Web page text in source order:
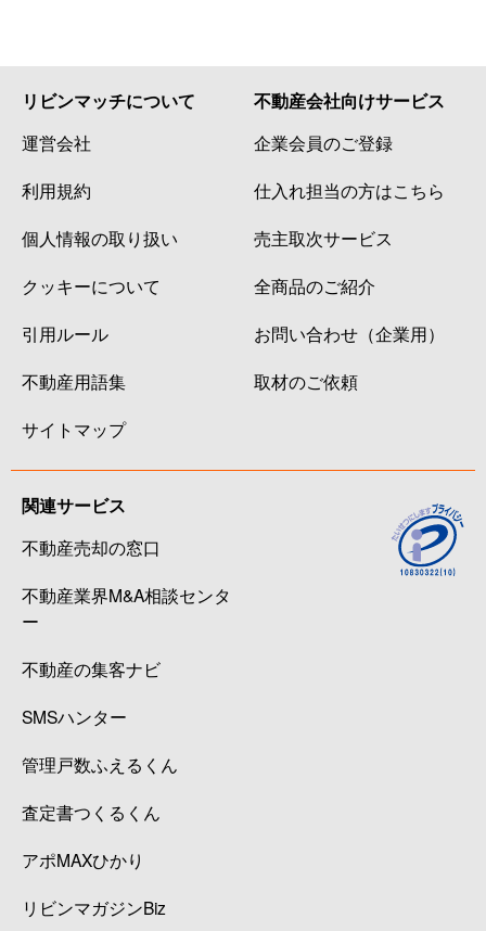
リビンマッチについて
運営会社
利用規約
個人情報の取り扱い
クッキーについて
引用ルール
不動産用語集
サイトマップ
不動産会社向けサービス
企業会員のご登録
仕入れ担当の方はこちら
売主取次サービス
全商品のご紹介
お問い合わせ（企業用）
取材のご依頼
関連サービス
不動産売却の窓口
不動産業界M&A相談センタ
ー
不動産の集客ナビ
SMSハンター
管理戸数ふえるくん
査定書つくるくん
アポMAXひかり
リビンマガジンBiz